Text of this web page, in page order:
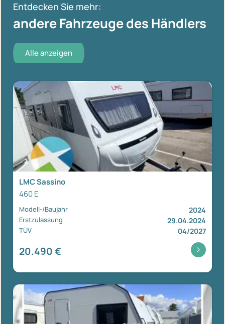
Entdecken Sie mehr:
andere Fahrzeuge des Händlers
Alle anzeigen
LMC Sassino
460 E
Modell-/Baujahr 2024
Erstzulassung 29.04.2024
TÜV 04/2027
20.490 €